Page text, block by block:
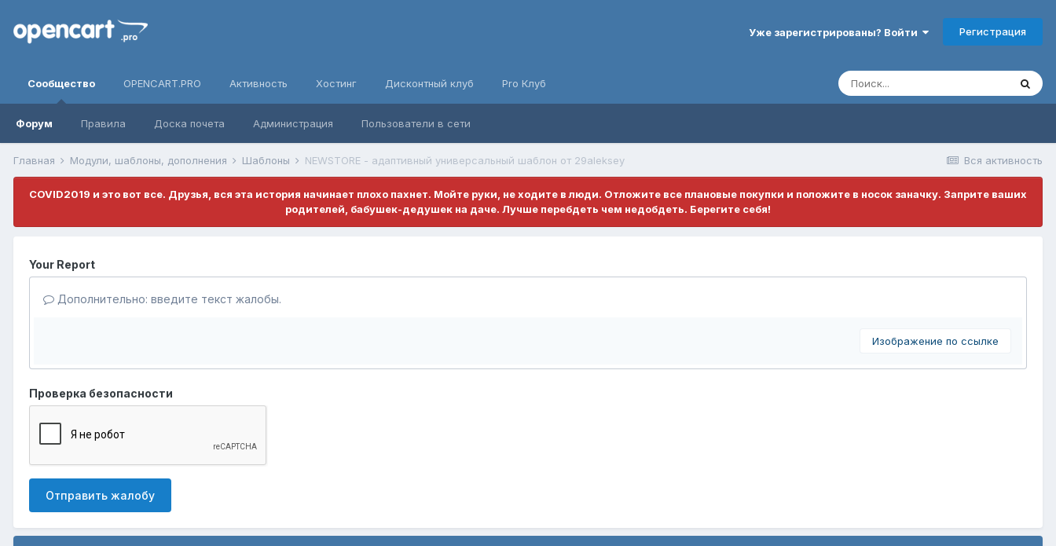
Уже зарегистрированы? Войти Регистрация
Сообщество
Форум Правила Доска почета Администрация Пользователи в сети
OPENCART.PRO Активность Хостинг Дисконтный клуб Pro Клуб
Вся активность
Главная Модули, шаблоны, дополнения Шаблоны NEWSTORE - адаптивный универсальный шаблон от 29aleksey
COVID2019 и это вот все. Друзья, вся эта история начинает плохо пахнет. Мойте руки, не ходите в люди. Отложите все плановые покупки и положите в носок заначку. Заприте ваших
родителей, бабушек-дедушек на даче. Лучше перебдеть чем недобдеть. Берегите себя!
Your Report
Дополнительно: введите текст жалобы.
Изображение по ссылке
Проверка безопасности
Отправить жалобу